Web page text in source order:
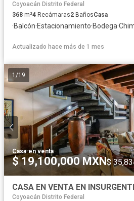
Coyoacán Distrito Federal
368 m²4 Recámaras2 BañosCasa
·Balcón·Estacionamiento·Bodega·
Actualizado hace más de 1 mes
1 /19
Casa·en venta
$ 19,100,000 MXN$
CASA EN VENTA EN
Coyoacán Distrito Federal